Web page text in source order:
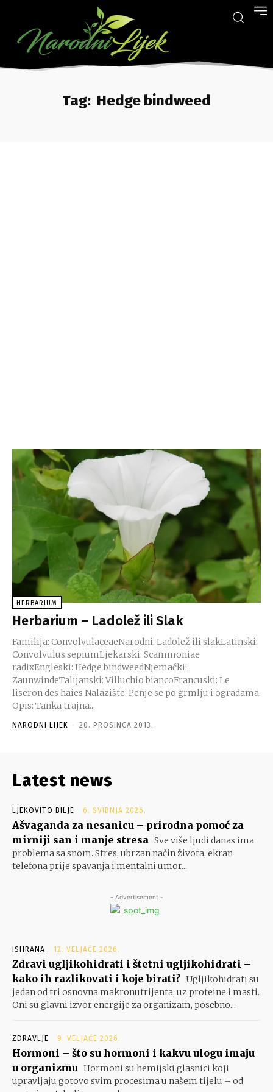
Tag: Hedge bindweed
HERBARIUM
Herbarium – Ladolež ili Slak
Familija: ConvolvulaceaeNarodni: Ladolež ili slakLatinski:
Convolvulus sepiumLjekarski: Scammoniae
radixEngleski: Hedge bindweedNjemački:
ZaunwindeTalijanski: Villuchio biancoFrancuski: Le
liseron des haies Nalazište: Penje se po grmlju i ogradama.
Opis: Tanka trajna...
NARODNI LIJEK - 20. PROSINCA 2013.
Latest news
LJEKOVITO BILJE 6. SVIBNJA 2026.
Ašvaganda za nesanicu – prirodna pomoć za
mirniji san i manje stresa Sve više ljudi danas ima
problema sa snom. Stres, ubrzan način života, ekran
telefona prije spavanja i mentalni umor...
- Advertisement -
ISHRANA 12. VELJAČE 2026.
Zdravi ugljikohidrati i štetni ugljikohidrati –
kako ih razlikovati i koje birati? Ugljikohidrati su
jedan od tri osnovna makronutrijenta, uz proteine i masti.
Oni su glavni izvor energije za organizam, posebno...
ZDRAVLJE 9. VELJAČE 2026.
Hormoni – što su hormoni i kakvu ulogu imaju
u organizmu Hormoni su hemijski glasnici koji
upravljaju gotovo svim procesima u našem tijelu – od